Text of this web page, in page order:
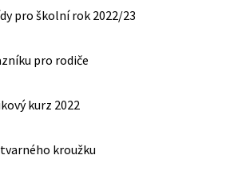
pro školní rok 2022/23
pro rodiče
kurz 2022
kroužku